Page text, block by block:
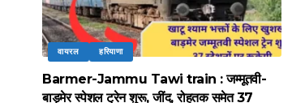
वायरल हरियाणा
Barmer-Jammu Tawi train : जम्मूतवी-
बाड़मेर स्पेशल ट्रेन शुरू, जींद, रोहतक समेत 37